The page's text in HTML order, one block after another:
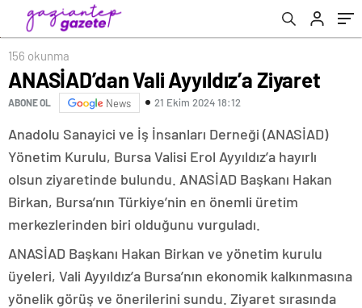
156 okunma
ANASİAD’dan Vali Ayyıldız’a Ziyaret
ABONE OL News 21 Ekim 2024 18:12
Anadolu Sanayici ve İş İnsanları Derneği (ANASİAD)
Yönetim Kurulu, Bursa Valisi Erol Ayyıldız’a hayırlı
olsun ziyaretinde bulundu. ANASİAD Başkanı Hakan
Birkan, Bursa’nın Türkiye’nin en önemli üretim
merkezlerinden biri olduğunu vurguladı.
ANASİAD Başkanı Hakan Birkan ve yönetim kurulu
üyeleri, Vali Ayyıldız’a Bursa’nın ekonomik kalkınmasına
yönelik görüş ve önerilerini sundu. Ziyaret sırasında